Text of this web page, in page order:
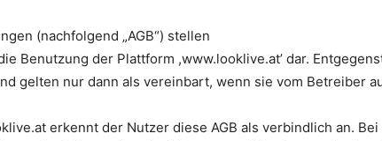
(nachfolgend „AGB“) stellen
Benutzung der Plattform ,www.looklive.at’ dar.
gelten nur dann als vereinbart, wenn sie vom Betreiber
erkennt der Nutzer diese AGB als verbindlich an.